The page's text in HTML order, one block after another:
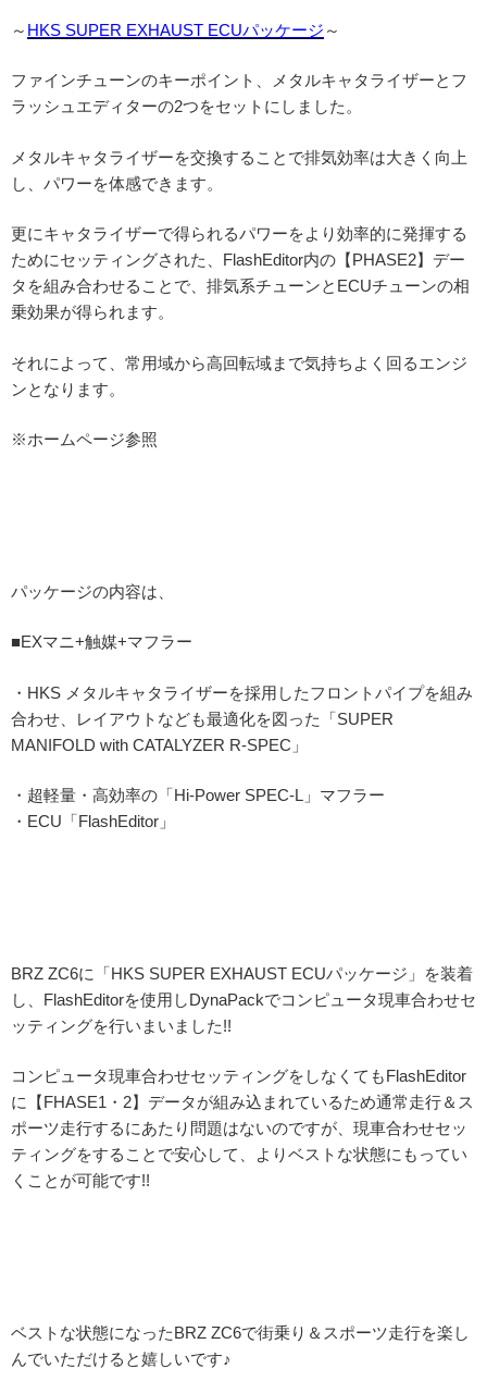
～ HKS SUPER EXHAUST ECUパッケージ ～
ファインチューンのキーポイント、メタルキャタライザーとフ
ラッシュエディターの2つをセットにしました。
メタルキャタライザーを交換することで排気効率は大きく向上
し、パワーを体感できます。
更にキャタライザーで得られるパワーをより効率的に発揮する
ためにセッティングされた、FlashEditor内の【PHASE2】デー
タを組み合わせることで、排気系チューンとECUチューンの相
乗効果が得られます。
それによって、常用域から高回転域まで気持ちよく回るエンジ
ンとなります。
※ホームページ参照
パッケージの内容は、
■EXマニ+触媒+マフラー
・HKS メタルキャタライザーを採用したフロントパイプを組み
合わせ、レイアウトなども最適化を図った「SUPER
MANIFOLD with CATALYZER R-SPEC」
・超軽量・高効率の「Hi-Power SPEC-L」マフラー
・ECU「FlashEditor」
BRZ ZC6に「HKS SUPER EXHAUST ECUパッケージ」を装着
し、FlashEditorを使用しDynaPackでコンピュータ現車合わせセ
ッティングを行いまいました!!
コンピュータ現車合わせセッティングをしなくてもFlashEditor
に【FHASE1・2】データが組み込まれているため通常走行＆ス
ポーツ走行するにあたり問題はないのですが、現車合わせセッ
ティングをすることで安心して、よりベストな状態にもってい
くことが可能です!!
ベストな状態になったBRZ ZC6で街乗り＆スポーツ走行を楽し
んでいただけると嬉しいです♪